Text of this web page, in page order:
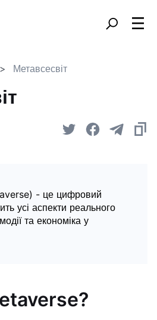
Метавсесвіт
- це цифровий
усі аспекти реального
та економіка у